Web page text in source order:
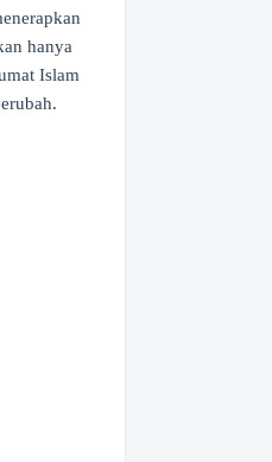
hanya
Islam